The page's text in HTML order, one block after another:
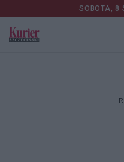
SOBOTA, 8